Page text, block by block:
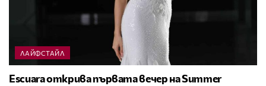
ЛАЙФСТАЙЛ
Escuara открива първата вечер на Summer